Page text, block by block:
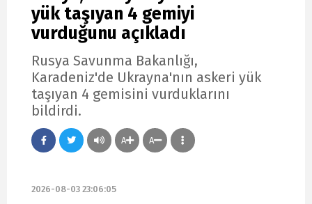
yük taşıyan 4 gemiyi
vurduğunu açıkladı
Rusya Savunma Bakanlığı,
Karadeniz'de Ukrayna'nın askeri yük
taşıyan 4 gemisini vurduklarını
bildirdi.
A A
2026-08-03 23:06:05